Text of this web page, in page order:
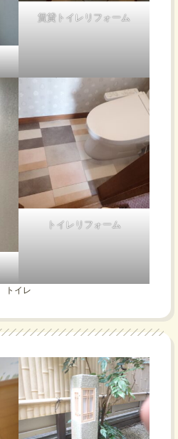
賃貸トイレリフォーム
トイレリフォーム
トイレ